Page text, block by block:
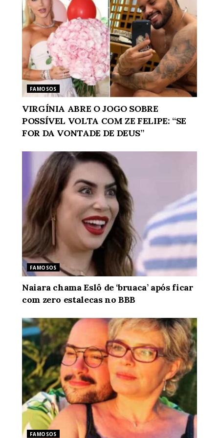
FAMOSOS
VIRGÍNIA ABRE O JOGO SOBRE
POSSÍVEL VOLTA COM ZE FELIPE: “SE
FOR DA VONTADE DE DEUS”
FAMOSOS
Naiara chama Eslô de ‘bruaca’ após ficar
com zero estalecas no BBB
FAMOSOS